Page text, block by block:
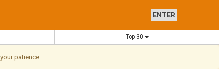
ENTER
Top 30
patience.